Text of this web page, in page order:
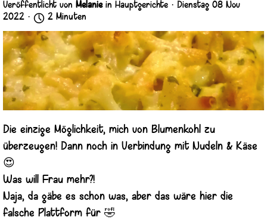
Veröffentlicht von Melaniein Hauptgerichte · Dienstag 08 Nov
2022 ·
2 Minuten
Die einzige Möglichkeit, mich von Blumenkohl zu
überzeugen! Dann noch in Verbindung mit Nudeln & Käse
😍
Was will Frau mehr?!
Naja, da gäbe es schon was, aber das wäre hier die
falsche Plattform für 🤣